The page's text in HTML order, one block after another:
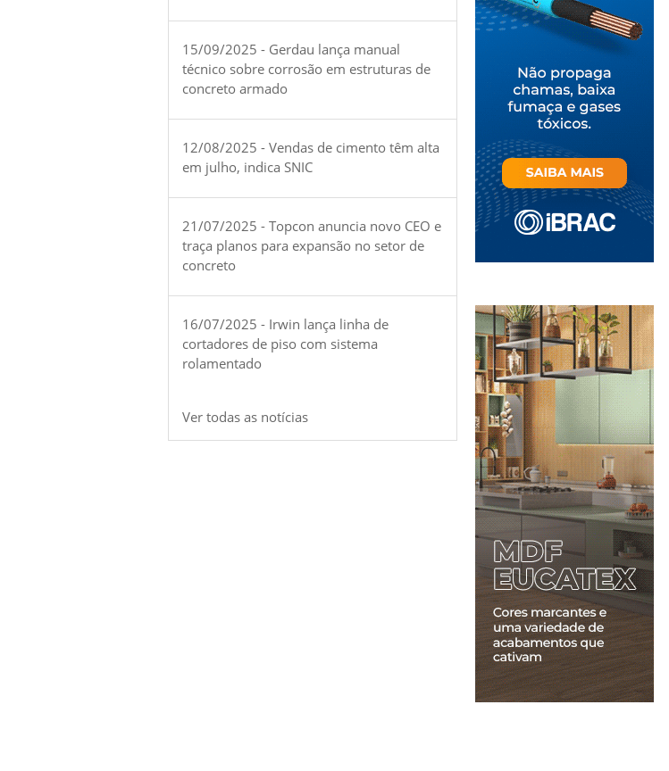
15/09/2025 - Gerdau lança manual
técnico sobre corrosão em estruturas de
concreto armado
12/08/2025 - Vendas de cimento têm alta
em julho, indica SNIC
21/07/2025 - Topcon anuncia novo CEO e
traça planos para expansão no setor de
concreto
16/07/2025 - Irwin lança linha de
cortadores de piso com sistema
rolamentado
Ver todas as notícias